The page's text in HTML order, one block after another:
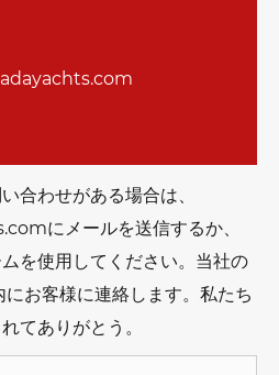
合わせがある場合は、
にメールを送信するか、
を使用してください。当社の
お客様に連絡します。私たち
てありがとう。